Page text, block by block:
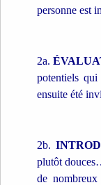
personne est
2a.
potentiels qui
ensuite été
2b.
plutôt
de nombreux